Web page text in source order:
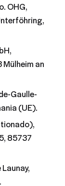
OHG,
an
Gaulle-
(UE).
85737